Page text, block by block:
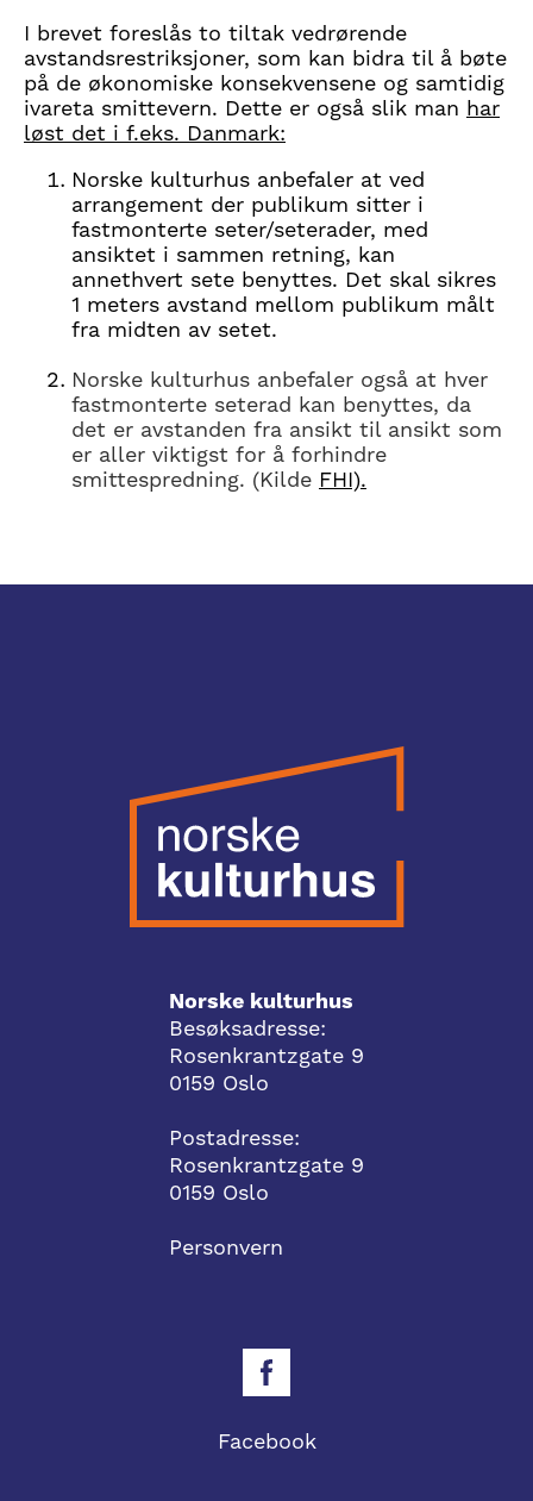
I brevet foreslås to tiltak vedrørende
avstandsrestriksjoner, som kan bidra til å bøte
på de økonomiske konsekvensene og samtidig
ivareta smittevern. Dette er også slik man har
løst det i f.eks. Danmark:
Norske kulturhus anbefaler at ved
arrangement der publikum sitter i
fastmonterte seter/seterader, med
ansiktet i sammen retning, kan
annethvert sete benyttes. Det skal sikres
1 meters avstand mellom publikum målt
fra midten av setet.
Norske kulturhus anbefaler også at hver
fastmonterte seterad kan benyttes, da
det er avstanden fra ansikt til ansikt som
er aller viktigst for å forhindre
smittespredning. (Kilde FHI).
Norske kulturhus
Besøksadresse:
Rosenkrantzgate 9
0159 Oslo
Postadresse:
Rosenkrantzgate 9
0159 Oslo
Personvern
Facebook